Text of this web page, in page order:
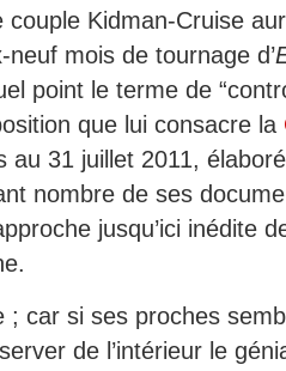
couple Kidman-Cruise
mois de tournage d’
point le terme de
que lui consacre la
au 31 juillet 2011,
nombre de ses
jusqu’ici inédite
car si ses proches
de l’intérieur le